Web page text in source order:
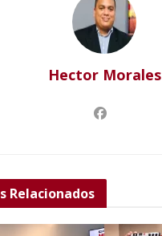
Hector Morales
Relacionados